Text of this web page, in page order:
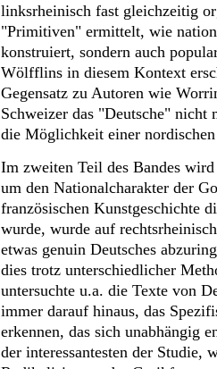
linksrheinisch fast gleichzeitig
"Primitiven" ermittelt, wie
konstruiert, sondern auch
Wölfflins in diesem Kontext
Gegensatz zu Autoren wie
Schweizer das "Deutsche" nicht
die Möglichkeit einer
Im zweiten Teil des Bandes
um den Nationalcharakter der
französischen Kunstgeschichte
wurde, wurde auf
etwas genuin Deutsches
dies trotz unterschiedlicher
untersuchte u.a. die Texte von
immer darauf hinaus, das
erkennen, das sich unabhängig
der interessantesten der Studie,